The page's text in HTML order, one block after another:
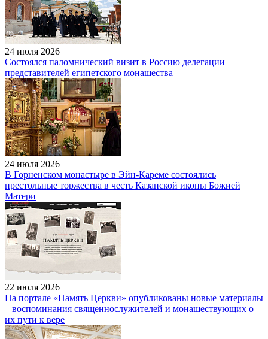
24 июля 2026
Состоялся паломнический визит в Россию делегации
представителей египетского монашества
24 июля 2026
В Горненском монастыре в Эйн-Кареме состоялись
престольные торжества в честь Казанской иконы Божией
Матери
22 июля 2026
На портале «Память Церкви» опубликованы новые материалы
– воспоминания священнослужителей и монашествующих о
их пути к вере